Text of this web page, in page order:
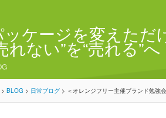
ケージを変えただ
れない”を“売れる”へ
> BLOG > 日常ブログ > ＜オレンジフリー主催ブランド勉